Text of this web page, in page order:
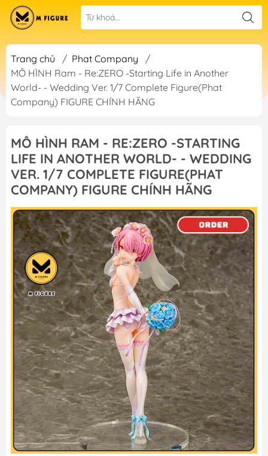
Trang chủ / Phat Company
/
MÔ HÌNH Ram - Re:ZERO -Starting Life in Another
World- - Wedding Ver. 1/7 Complete Figure(Phat
Company) FIGURE CHÍNH HÃNG
MÔ HÌNH RAM - RE:ZERO -STARTING
LIFE IN ANOTHER WORLD- - WEDDING
VER. 1/7 COMPLETE FIGURE(PHAT
COMPANY) FIGURE CHÍNH HÃNG